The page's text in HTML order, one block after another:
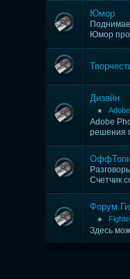
Юмор
Юмор про
Дизайн
Adobe
решения
Счетчик
Форум
Здесь